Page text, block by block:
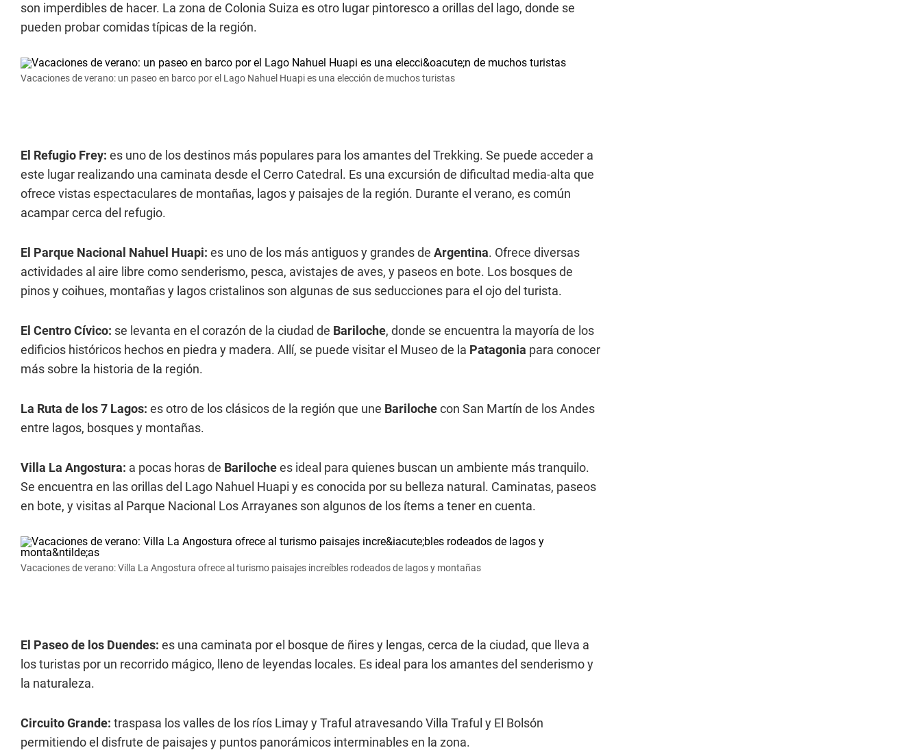
son imperdibles de hacer. La zona de Colonia Suiza es otro lugar pintoresco a orillas del lago, donde se
pueden probar comidas típicas de la región.
Vacaciones de verano: un paseo en barco por el Lago Nahuel Huapi es una elección de muchos turistas
El Refugio Frey: es uno de los destinos más populares para los amantes del Trekking. Se puede acceder a
este lugar realizando una caminata desde el Cerro Catedral. Es una excursión de dificultad media-alta que
ofrece vistas espectaculares de montañas, lagos y paisajes de la región. Durante el verano, es común
acampar cerca del refugio.
El Parque Nacional Nahuel Huapi: es uno de los más antiguos y grandes de Argentina. Ofrece diversas
actividades al aire libre como senderismo, pesca, avistajes de aves, y paseos en bote. Los bosques de
pinos y coihues, montañas y lagos cristalinos son algunas de sus seducciones para el ojo del turista.
El Centro Cívico: se levanta en el corazón de la ciudad de Bariloche, donde se encuentra la mayoría de los
edificios históricos hechos en piedra y madera. Allí, se puede visitar el Museo de la Patagonia para conocer
más sobre la historia de la región.
La Ruta de los 7 Lagos: es otro de los clásicos de la región que une Barilochecon San Martín de los Andes
entre lagos, bosques y montañas.
Villa La Angostura: a pocas horas de Barilochees ideal para quienes buscan un ambiente más tranquilo.
Se encuentra en las orillas del Lago Nahuel Huapi y es conocida por su belleza natural. Caminatas, paseos
en bote, y visitas al Parque Nacional Los Arrayanes son algunos de los ítems a tener en cuenta.
Vacaciones de verano: Villa La Angostura ofrece al turismo paisajes increíbles rodeados de lagos y montañas
El Paseo de los Duendes: es una caminata por el bosque de ñires y lengas, cerca de la ciudad, que lleva a
los turistas por un recorrido mágico, lleno de leyendas locales. Es ideal para los amantes del senderismo y
la naturaleza.
Circuito Grande: traspasa los valles de los ríos Limay y Traful atravesando Villa Traful y El Bolsón
permitiendo el disfrute de paisajes y puntos panorámicos interminables en la zona.